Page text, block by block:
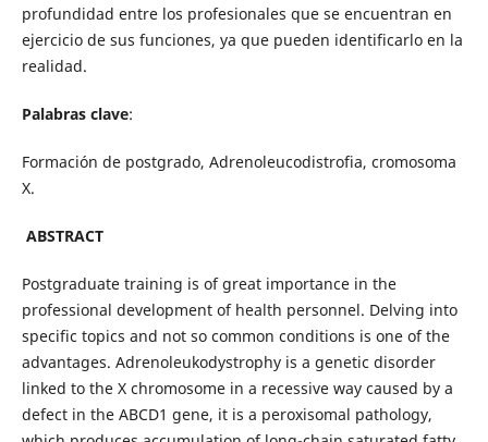
profundidad entre los profesionales que se encuentran en
ejercicio de sus funciones, ya que pueden identificarlo en la
realidad.
Palabras clave:
Formación de postgrado, Adrenoleucodistrofia, cromosoma
X.
ABSTRACT
Postgraduate training is of great importance in the
professional development of health personnel. Delving into
specific topics and not so common conditions is one of the
advantages. Adrenoleukodystrophy is a genetic disorder
linked to the X chromosome in a recessive way caused by a
defect in the ABCD1 gene, it is a peroxisomal pathology,